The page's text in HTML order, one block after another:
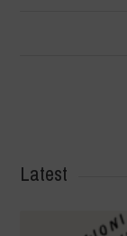
Latest